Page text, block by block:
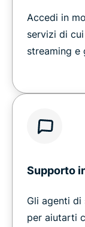
Accedi in
servizi di
streaming e
Supporto
Gli agenti
per aiutarti